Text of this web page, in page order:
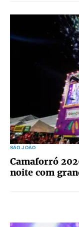
SÃO JOÃO
Camaforró
noite com